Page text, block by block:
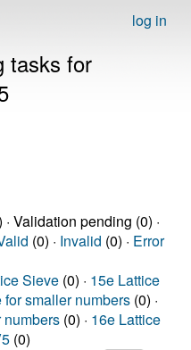
log in
tasks for
Validation pending (0) ·
(0) · Invalid (0) · Error
Sieve (0) · 15e Lattice
smaller numbers (0) ·
numbers (0) · 16e Lattice
(0)